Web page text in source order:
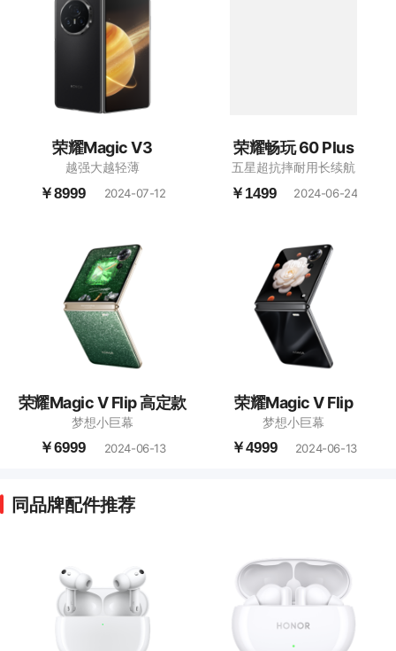
荣耀Magic V3
越强大越轻薄
￥8999 2024-07-12
荣耀畅玩 60 Plus
五星超抗摔耐用长续航
￥1499 2024-06-24
荣耀Magic V Flip 高定款
梦想小巨幕
￥6999 2024-06-13
荣耀Magic V Flip
梦想小巨幕
￥4999 2024-06-13
同品牌配件推荐